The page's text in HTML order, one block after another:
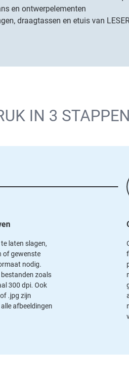
en ontwerpelementen
draagtassen en etuis van
IN 3 STAPPEN
laten slagen,
of gewenste
nodig.
zoals
300 dpi. Ook
.jpg zijn
afbeeldingen